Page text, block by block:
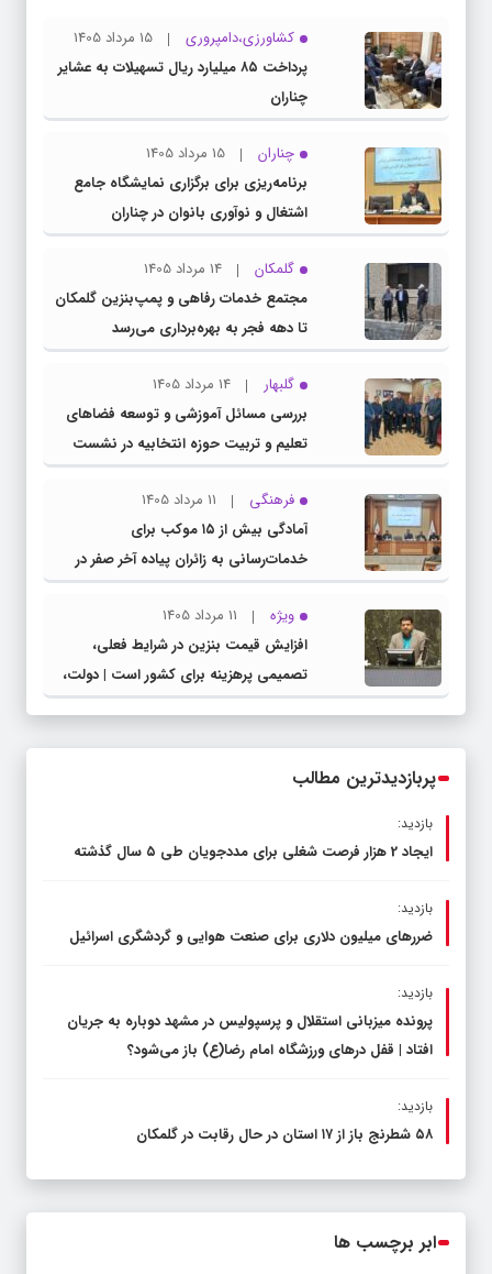
کشاورزی،دامپروری
15 مرداد 1405
پرداخت ۸۵ میلیارد ریال تسهیلات به عشایر
چناران
چناران
15 مرداد 1405
برنامه‌ریزی برای برگزاری نمایشگاه جامع
اشتغال و نوآوری بانوان در چناران
گلمکان
14 مرداد 1405
مجتمع خدمات رفاهی و پمپ‌بنزین گلمکان
تا دهه فجر به بهره‌برداری می‌رسد
گلبهار
14 مرداد 1405
بررسی مسائل آموزشی و توسعه فضاهای
تعلیم و تربیت حوزه انتخابیه در نشست
مشترک عضو کمیسیون آموزش مجلس با
مدیرکل آموزش و پرورش خراسان رضوی
فرهنگی
11 مرداد 1405
آمادگی بیش از ۱۵ موکب برای
خدمات‌رسانی به زائران پیاده آخر صفر در
شهرستان چناران
ویژه
11 مرداد 1405
افزایش قیمت بنزین در شرایط فعلی،
تصمیمی پرهزینه برای کشور است | دولت،
قاچاق سوخت و عوامل اصلی ناترازی را
پربازدیدترین مطالب
بازدید:
ایجاد 2 هزار فرصت شغلی برای مددجویان طی ۵ سال گذشته
بازدید:
ضررهای میلیون دلاری برای صنعت هوایی و گردشگری اسرائیل
بازدید:
پرونده میزبانی استقلال و پرسپولیس در مشهد دوباره به جریان
افتاد | قفل در‌های ورزشگاه امام رضا(ع) باز می‌شود؟
بازدید:
۵۸ شطرنج‌ باز از ۱۷ استان در حال رقابت در گلمکان
ابر برچسب ها